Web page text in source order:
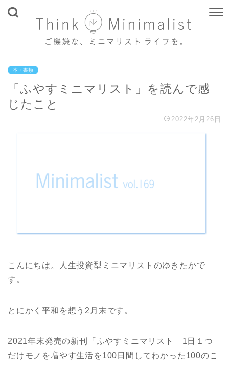
本・書類
「ふやすミニマリスト」を読んで感
じたこと
2022年2月26日
こんにちは。人生投資型ミニマリストのゆきたかで
す。
とにかく平和を想う2月末です。
2021年末発売の新刊「ふやすミニマリスト 1日１つ
だけモノを増やす生活を100日間してわかった100のこ